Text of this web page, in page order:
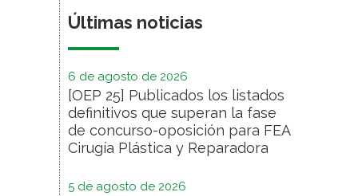
Últimas noticias
6 de agosto de 2026
[OEP 25] Publicados los listados
definitivos que superan la fase
de concurso-oposición para FEA
Cirugía Plástica y Reparadora
5 de agosto de 2026